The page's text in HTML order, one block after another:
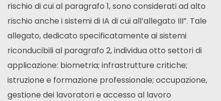
rischio di cui al paragrafo 1, sono considerati ad alto
rischio anche i sistemi di IA di cui all’allegato III”. Tale
allegato, dedicato specificatamente ai sistemi
riconducibili al paragrafo 2, individua otto settori di
applicazione: biometria; infrastrutture critiche;
istruzione e formazione professionale; occupazione,
gestione dei lavoratori e accesso al lavoro